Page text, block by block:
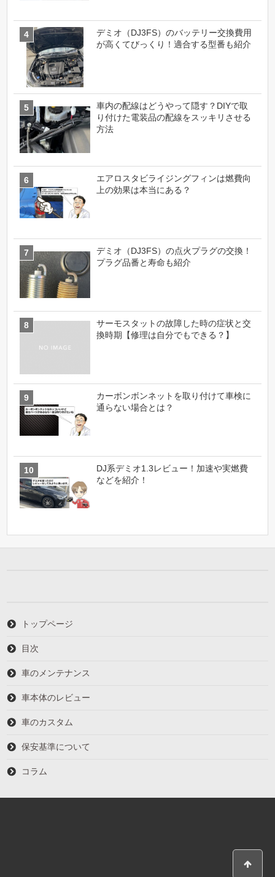
デミオ（DJ3FS）のバッテリー交換費用
が高くてびっくり！適合する型番も紹介
車内の配線はどうやって隠す？DIYで取
り付けた電装品の配線をスッキリさせる
方法
エアロスタビライジングフィンは燃費向
上の効果は本当にある？
デミオ（DJ3FS）の点火プラグの交換！
プラグ品番と寿命も紹介
サーモスタットの故障した時の症状と交
換時期【修理は自分でもできる？】
カーボンボンネットを取り付けて車検に
通らない場合とは？
DJ系デミオ1.3レビュー！加速や実燃費
などを紹介！
トップページ
目次
車のメンテナンス
車本体のレビュー
車のカスタム
保安基準について
コラム